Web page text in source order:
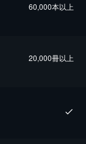
60,000本以上
20,000冊以上